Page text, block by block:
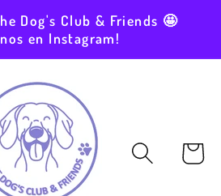
Dog's Club & Friends 🤩
en Instagram!
Carrito